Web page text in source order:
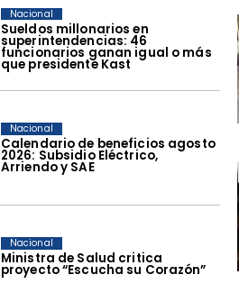
Sueldos millonarios en
superintendencias: 46
funcionarios ganan igual o más
que presidente Kast
Nacional
Calendario de beneficios agosto
2026: Subsidio Eléctrico,
Arriendo y SAE
Nacional
Ministra de Salud critica
proyecto “Escucha su Corazón”
Nacional